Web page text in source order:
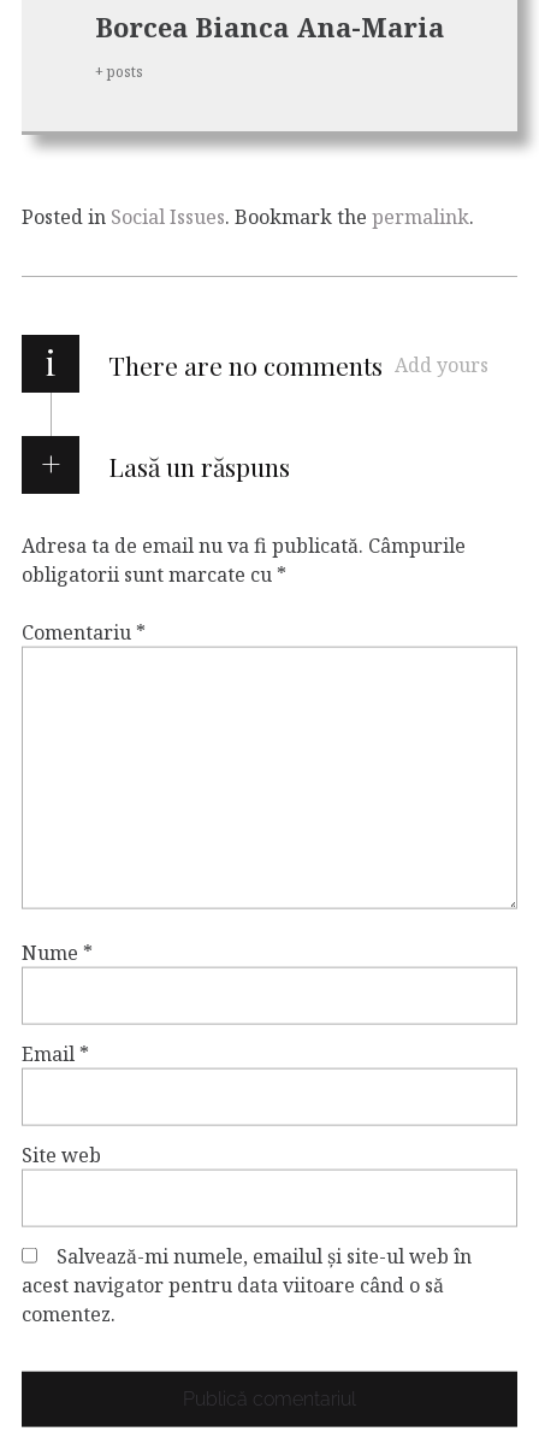
Borcea Bianca Ana-Maria
+ posts
Posted in Social Issues. Bookmark the permalink.
i There are no comments Add yours
Lasă un răspuns
Adresa ta de email nu va fi publicată. Câmpurile
obligatorii sunt marcate cu *
Comentariu *
Nume *
Email *
Site web
Salvează-mi numele, emailul și site-ul web în
acest navigator pentru data viitoare când o să
comentez.